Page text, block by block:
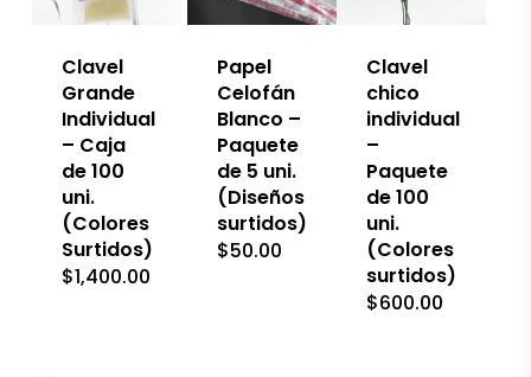
Clavel
Grande
Individual
– Caja
de 100
uni.
(Colores
Surtidos)
$1,400.00
Papel
Celofán
Blanco –
Paquete
de 5 uni.
(Diseños
surtidos)
$50.00
Clavel
chico
individual
–
Paquete
de 100
uni.
(Colores
surtidos)
$600.00